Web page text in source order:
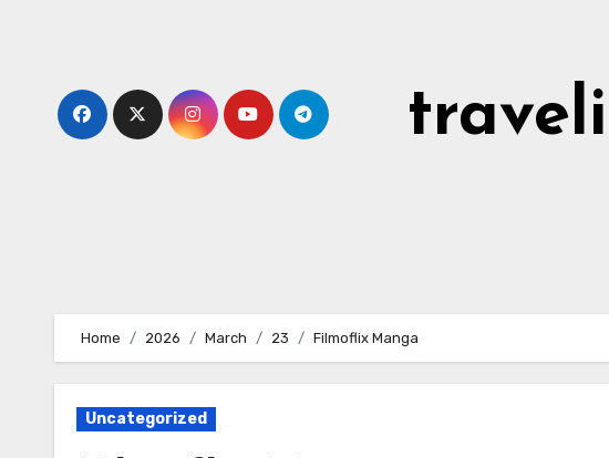
Home 2026 March 23 Filmoflix Manga
Uncategorized